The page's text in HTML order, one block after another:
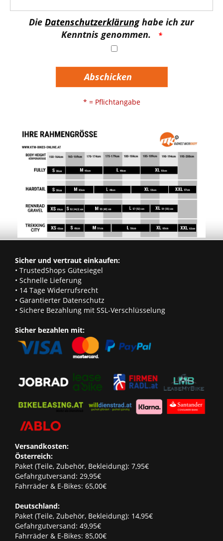
Die Datenschutzerklärunghabe ich zur
Kenntnis genommen.
Abschicken
* = Pflichtangabe
Sicher und vertraut einkaufen:
• TrustedShops Gütesiegel
• Schnelle Lieferung
• 14 Tage Widerrufsrecht
• Garantierter Datenschutz
• Sichere Bezahlung mit SSL-Verschlüsselung
Sicher bezahlen mit:
Versandkosten:
Österreich:
Paket (Teile, Zubehör, Bekleidung): 7,95€
Gefahrgutversand: 29,95€
Fahrräder & E-Bikes: 65,00€
Deutschland:
Paket (Teile, Zubehör, Bekleidung): 14,95€
Gefahrgutversand: 49,95€
Fahrräder & E-Bikes: 85,00€